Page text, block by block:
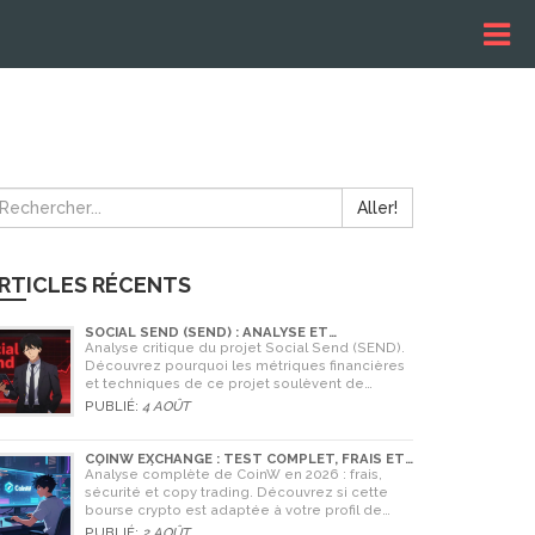
Aller!
RÉCENTS
SOCIAL SEND (SEND) : ANALYSE ET
AVERTISSEMENTS CRITIQUES POUR 2026
Analyse critique du projet Social Send (SEND).
Découvrez pourquoi les métriques financières
et techniques de ce projet soulèvent de
graves doutes quant à sa légitimité en 2026.
PUBLIÉ: 4 AOÛT
COINW EXCHANGE : TEST COMPLET, FRAIS ET
SÉCURITÉ EN 2026
Analyse complète de CoinW en 2026 : frais,
sécurité et copy trading. Découvrez si cette
bourse crypto est adaptée à votre profil de
trader.